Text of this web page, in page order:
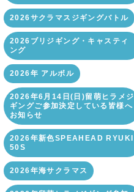
2026サクラマスジギングバトル
2026ブリジギング・キャスティ
ング
2026年 アルボル
2026年6月14日(日)留萌ヒラメジ
ギングご参加決定している皆様へ
お知らせ
2026年新色SPEAHEAD RYUKI
50S
2026年海サクラマス